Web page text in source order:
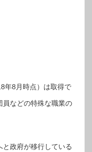
年8月時点）は取得で
員などの特殊な職業の
と政府が移行している